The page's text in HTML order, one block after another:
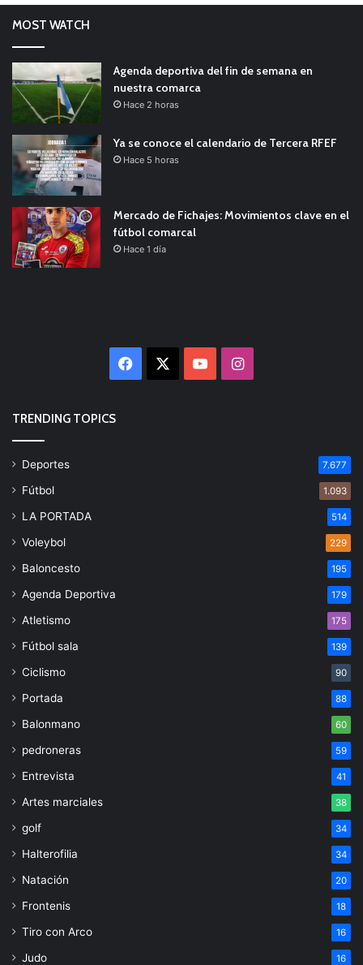
MOST WATCH
Agenda deportiva del fin de semana en
nuestra comarca
Hace 2 horas
Ya se conoce el calendario de Tercera RFEF
Hace 5 horas
Mercado de Fichajes: Movimientos clave en el
fútbol comarcal
Hace 1 día
Facebook YouTubeInstagram
TRENDING TOPICS
Deportes 7.677
Fútbol 1.093
LA PORTADA 514
Voleybol 229
Baloncesto 195
Agenda Deportiva 179
Atletismo 175
Fútbol sala 139
Ciclismo 90
Portada 88
Balonmano 60
pedroneras 59
Entrevista 41
Artes marciales 38
golf 34
Halterofilia 34
Natación 20
Frontenis 18
Tiro con Arco 16
Judo 16